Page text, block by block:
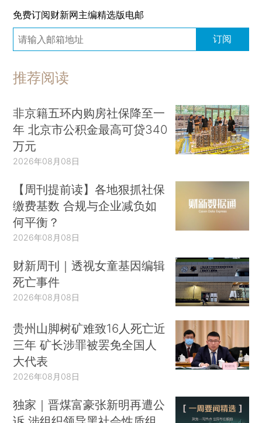
免费订阅财新网主编精选版电邮
订阅
推荐阅读
非京籍五环内购房社保降至一
年 北京市公积金最高可贷340
万元
2026年08月08日
【周刊提前读】各地狠抓社保
缴费基数 合规与企业减负如
何平衡？
2026年08月08日
财新周刊｜透视女童基因编辑
死亡事件
2026年08月08日
贵州山脚树矿难致16人死亡近
三年 矿长涉罪被罢免全国人
大代表
2026年08月08日
独家｜晋煤富豪张新明再遭公